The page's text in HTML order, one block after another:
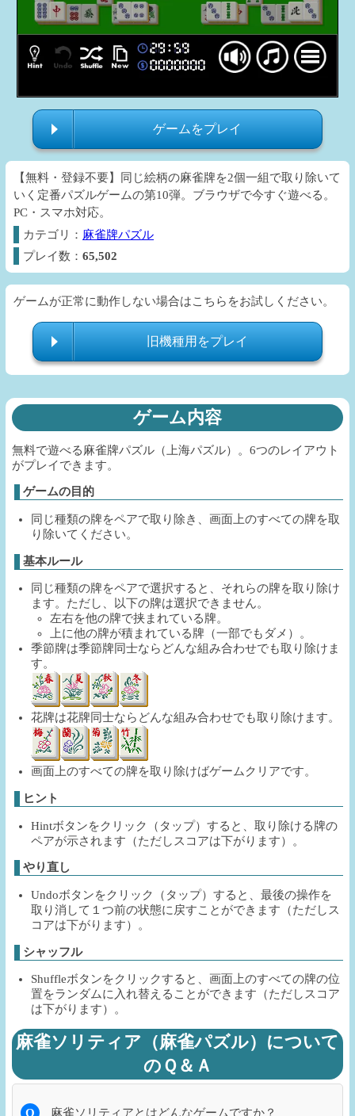
ゲームをプレイ
【無料・登録不要】同じ絵柄の麻雀牌を2個一組で取り除いて
いく定番パズルゲームの第10弾。ブラウザで今すぐ遊べる。
PC・スマホ対応。
カテゴリ： 麻雀牌パズル
プレイ数：65,502
ゲームが正常に動作しない場合はこちらをお試しください。
旧機種用をプレイ
ゲーム内容
無料で遊べる麻雀牌パズル（上海パズル）。6つのレイアウト
がプレイできます。
ゲームの目的
同じ種類の牌をペアで取り除き、画面上のすべての牌を取
り除いてください。
基本ルール
同じ種類の牌をペアで選択すると、それらの牌を取り除け
ます。ただし、以下の牌は選択できません。
左右を他の牌で挟まれている牌。
上に他の牌が積まれている牌（一部でもダメ）。
季節牌は季節牌同士ならどんな組み合わせでも取り除けま
す。
花牌は花牌同士ならどんな組み合わせでも取り除けます。
画面上のすべての牌を取り除けばゲームクリアです。
ヒント
Hintボタンをクリック（タップ）すると、取り除ける牌の
ペアが示されます（ただしスコアは下がります）。
やり直し
Undoボタンをクリック（タップ）すると、最後の操作を
取り消して１つ前の状態に戻すことができます（ただしス
コアは下がります）。
シャッフル
Shuffleボタンをクリックすると、画面上のすべての牌の位
置をランダムに入れ替えることができます（ただしスコア
は下がります）。
麻雀ソリティア（麻雀パズル）について
のＱ＆Ａ
Q 麻雀ソリティアとはどんなゲームですか？